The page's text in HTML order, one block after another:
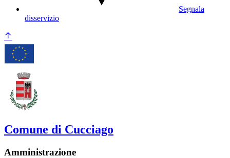
Segnala
disservizio
Comune di Cucciago
Amministrazione